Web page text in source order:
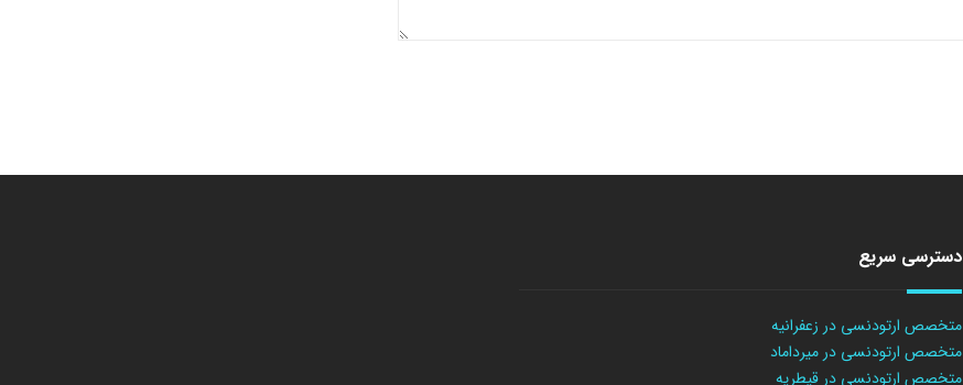
دسترسی سریع
متخصص ارتودنسی در زعفرانیه
متخصص ارتودنسی در میرداماد
متخصص ارتودنسی در قیطریه